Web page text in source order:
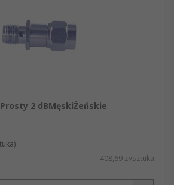
2 dBMęskiŻeńskie
408,69 zł/sztuka